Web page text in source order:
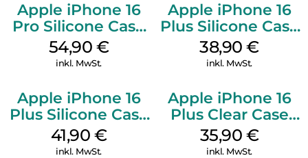
Apple iPhone 16
Pro Silicone Case
MagSafe Black
54,90 €
inkl. MwSt.
Apple iPhone 16
Plus Silicone Case
MagSafe Denim
38,90€
inkl. MwSt.
Apple iPhone 16
Plus Silicone Case
MagSafe Stone
Gray
41,90 €
inkl. MwSt.
Apple iPhone 16
Plus Clear Case
MagSafe
Transparent
35,90 €
inkl. MwSt.